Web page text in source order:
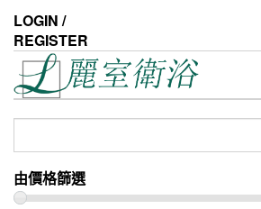
the
content
LOGIN /
REGISTER
鍵
字:
由價格篩選